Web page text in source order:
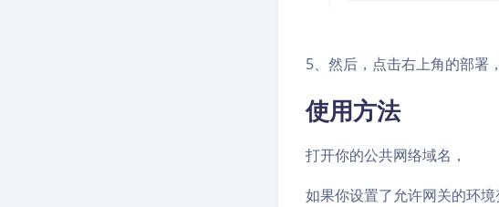
5、然后，点击右上角的部署
使用方法
打开你的公共网络域名，
如果你设置了允许网关的环